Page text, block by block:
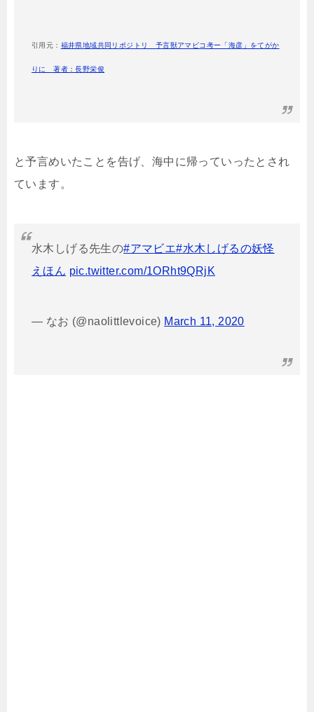
引用元： 福井県地域共同リポジトリ 予言獣アマビコ考ー「海彦」をてがか
りに 著者：長野栄俊
と予言めいたことを告げ、海中に帰っていったとされ
ています。
水木しげる先生の#アマビエ#水木しげるの妖怪
えほん pic.twitter.com/1ORht9QRjK
— なお (@naolittlevoice) March 11, 2020